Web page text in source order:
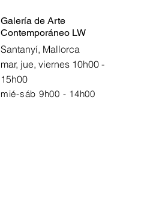
Galería de Arte
Contemporáneo LW
Santanyí, Mallorca
mar, jue, viernes 10h00 -
15h00
mié-sáb 9h00 - 14h00